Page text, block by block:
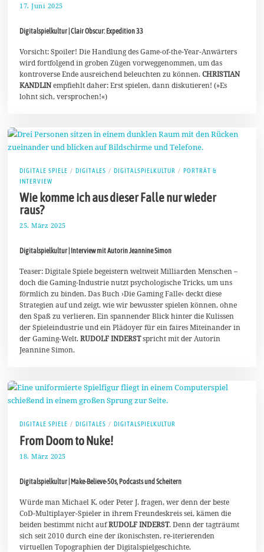
17. Juni 2025
J
n
2
0
2
5
Digitalspielkultur | Clair Obscur: Expedition 33
Vorsicht: Spoiler! Die Handlung des Game-of-the-Year-Anwärters
wird fortfolgend in groben Zügen vorweggenommen, um das
kontroverse Ende ausreichend beleuchten zu können.CHRISTIAN
KANDLINempfiehlt daher: Erst spielen, dann diskutieren! (»Es
lohnt sich, versprochen!«)
DIGITALE SPIELE / DIGITALES / DIGITALSPIELKULTUR / PORTRÄT &
INTERVIEW
Wie komme ich aus dieser Falle nur wieder
raus?
25. März 2025
p
i
l
2
0
2
5
Digitalspielkultur | Interview mit Autorin Jeannine Simon
Teaser: Digitale Spiele begeistern weltweit Milliarden Menschen –
doch die Gaming-Industrie nutzt psychologische Tricks, um uns
förmlich zu binden. Das Buch ›Die Gaming Falle‹ deckt diese
Strategien auf und zeigt, wie wir bewusster spielen können, ohne
den Spaß zu verlieren. Ein spannender Blick hinter die Kulissen
der Spieleindustrie und ein Plädoyer für ein faires Miteinander in
der Gaming-Welt.RUDOLF INDERSTspricht mit der Autorin
Jeannine Simon.
DIGITALE SPIELE / DIGITALES / DIGITALSPIELKULTUR
From Doom to Nuke!
18. März 2025
M
r
2
0
2
5
Digitalspielkultur | Make-Believe-50s, Podcasts und Scheitern
Würde man Michael K. oder Peter J. fragen, wer denn der beste
CoD-Multiplayer-Spieler in ihrem Freundeskreis sei, kämen die
beiden bestimmt nicht aufRUDOLF INDERST. Denn der tagträumt
sich seit 2010 durch eine der ikonischsten, re-iterierenden
virtuellen Topographien der Digitalspielgeschichte.